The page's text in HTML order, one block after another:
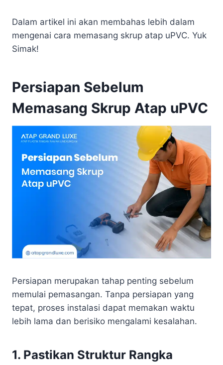
Dalam artikel ini akan membahas lebih dalam
mengenai cara memasang skrup atap uPVC. Yuk
Simak!
Persiapan Sebelum
Memasang Skrup Atap uPVC
Persiapan merupakan tahap penting sebelum
memulai pemasangan. Tanpa persiapan yang
tepat, proses instalasi dapat memakan waktu
lebih lama dan berisiko mengalami kesalahan.
1. Pastikan Struktur Rangka